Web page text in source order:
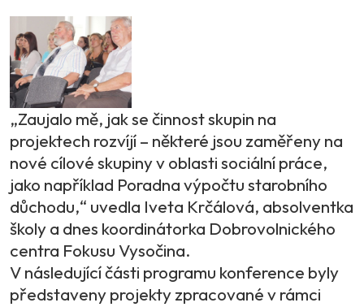
„Zaujalo mě, jak se činnost skupin na
projektech rozvíjí – některé jsou zaměřeny na
nové cílové skupiny v oblasti sociální práce,
jako například Poradna výpočtu starobního
důchodu,“ uvedla Iveta Krčálová, absolventka
školy a dnes koordinátorka Dobrovolnického
centra Fokusu Vysočina.
V následující části programu konference byly
představeny projekty zpracované v rámci